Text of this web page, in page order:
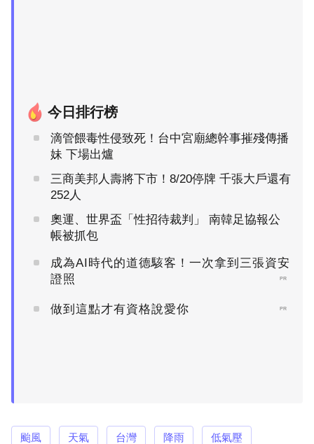
今日排行榜
滴管餵毒性侵致死！台中宮廟總幹事摧殘傳播
妹 下場出爐
三商美邦人壽將下市！8/20停牌 千張大戶還有
252人
奧運、世界盃「性招待裁判」 南韓足協報公
帳被抓包
成為AI時代的道德駭客！一次拿到三張資安
證照
PR
做到這點才有資格說愛你 PR
颱風 天氣 台灣 降雨 低氣壓